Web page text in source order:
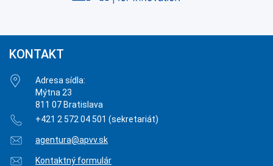
KONTAKT
Adresa sídla:
Mýtna 23
811 07 Bratislava
+421 2 572 04 501 (sekretariát)
agentura@apvv.sk
Kontaktný formulár